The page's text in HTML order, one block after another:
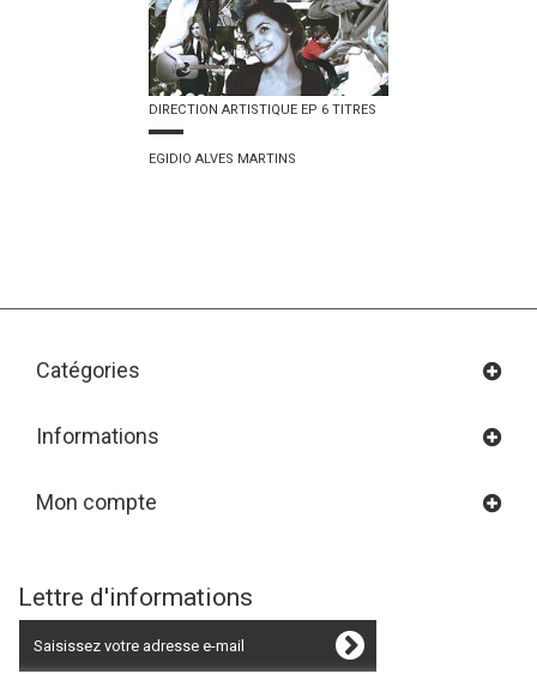
DIRECTION ARTISTIQUE EP 6 TITRES
EGIDIO ALVES MARTINS
Catégories
Informations
Mon compte
Lettre d'informations